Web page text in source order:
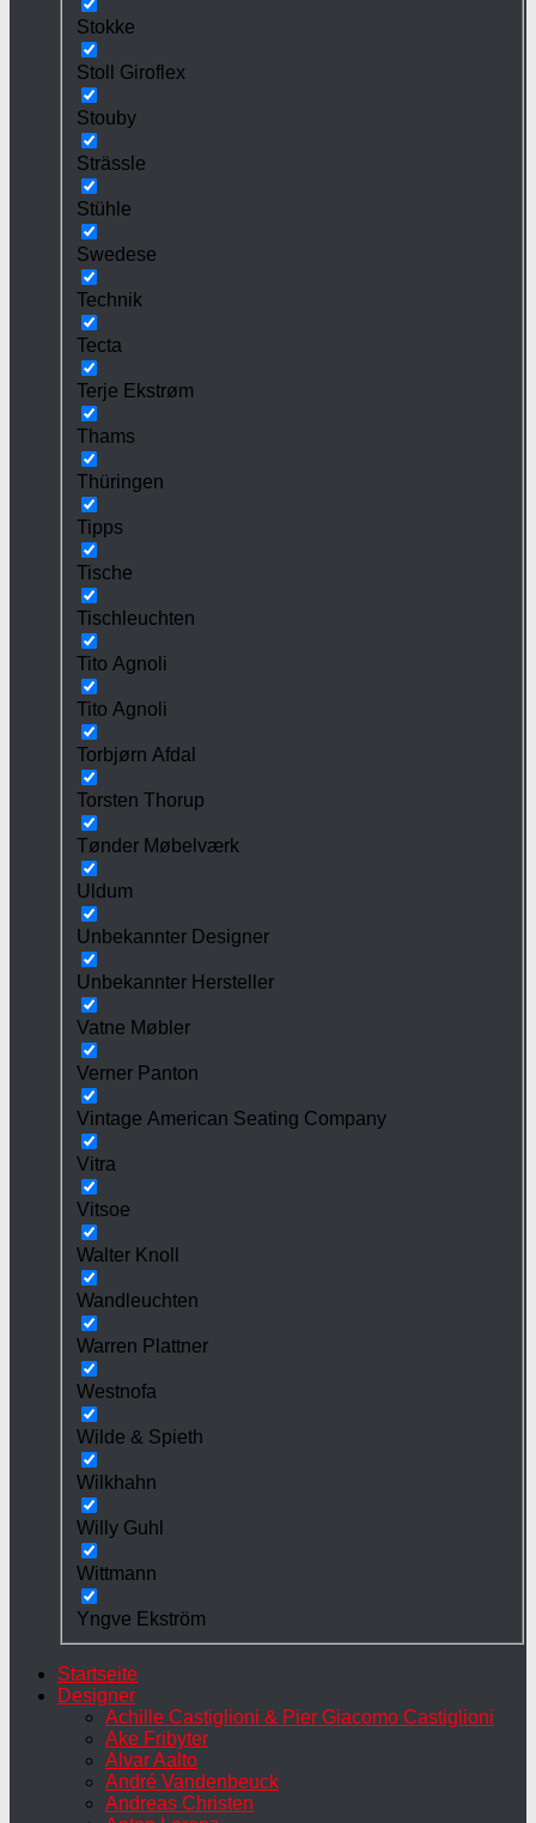
Stokke
Stoll Giroflex
Stouby
Strässle
Stühle
Swedese
Technik
Tecta
Terje Ekstrøm
Thams
Thüringen
Tipps
Tische
Tischleuchten
Tito Agnoli
Tito Agnoli
Torbjørn Afdal
Torsten Thorup
Tønder Møbelværk
Uldum
Unbekannter Designer
Unbekannter Hersteller
Vatne Møbler
Verner Panton
Vintage American Seating Company
Vitra
Vitsoe
Walter Knoll
Wandleuchten
Warren Plattner
Westnofa
Wilde & Spieth
Wilkhahn
Willy Guhl
Wittmann
Yngve Ekström
Startseite
Designer
Achille Castiglioni & Pier Giacomo Castiglioni
Ake Fribyter
Alvar Aalto
André Vandenbeuck
Andreas Christen